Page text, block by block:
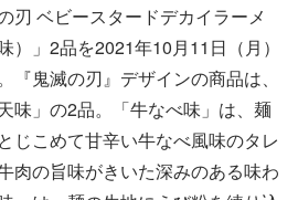
刃 ベビースタードデカイラーメ
）」2品を2021年10月11日（月）
『鬼滅の刃』デザインの商品は、
味」の2品。「牛なべ味」は、麺
じこめて甘辛い牛なべ風味のタレ
肉の旨味がきいた深みのある味わ